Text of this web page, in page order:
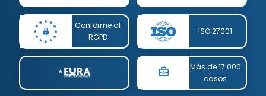
Conforme al
RGPD
ISO 27001
Más de 17 000
casos